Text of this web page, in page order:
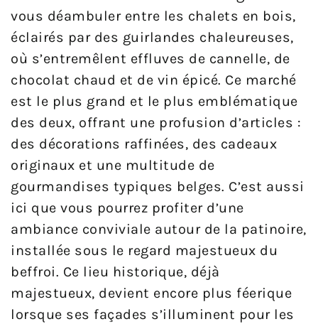
vous déambuler entre les chalets en bois,
éclairés par des guirlandes chaleureuses,
où s’entremêlent effluves de cannelle, de
chocolat chaud et de vin épicé. Ce marché
est le plus grand et le plus emblématique
des deux, offrant une profusion d’articles :
des décorations raffinées, des cadeaux
originaux et une multitude de
gourmandises typiques belges. C’est aussi
ici que vous pourrez profiter d’une
ambiance conviviale autour de la patinoire,
installée sous le regard majestueux du
beffroi. Ce lieu historique, déjà
majestueux, devient encore plus féerique
lorsque ses façades s’illuminent pour les